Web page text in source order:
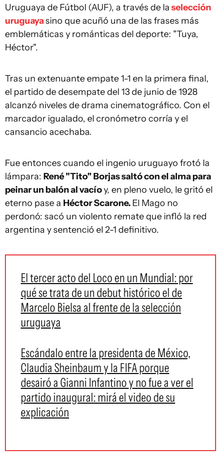
Uruguaya de Fútbol (AUF), a través de laselección
uruguayasino que acuñó una de las frases más
emblemáticas y románticas del deporte: "Tuya,
Héctor".
Tras un extenuante empate 1-1 en la primera final,
el partido de desempate del 13 de junio de 1928
alcanzó niveles de drama cinematográfico. Con el
marcador igualado, el cronómetro corría y el
cansancio acechaba.
Fue entonces cuando el ingenio uruguayo frotó la
lámpara: René "Tito" Borjas saltó con el alma para
peinar un balón al vacíoy, en pleno vuelo, le gritó el
eterno pase a Héctor Scarone. El Mago no
perdonó: sacó un violento remate que infló la red
argentina y sentenció el 2-1 definitivo.
El tercer acto del Loco en un Mundial: por
qué se trata de un debut histórico el de
Marcelo Bielsa al frente de la selección
uruguaya
Escándalo entre la presidenta de México,
Claudia Sheinbaum y la FIFA porque
desairó a Gianni Infantino y no fue a ver el
partido inaugural: mirá el video de su
explicación